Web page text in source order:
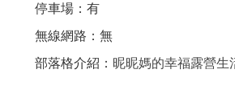
停車場：有
無線網路：無
部落格介紹： 昵昵媽的幸福露營生